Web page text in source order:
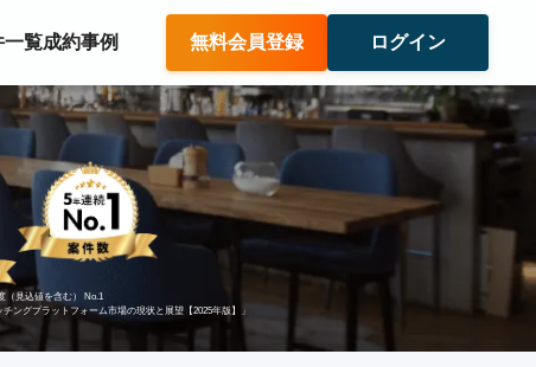
一覧成約事例 無料会員登録 ログイン
（見込値を含む） No.1
ングプラットフォーム市場の現状と展望【2025年版】」